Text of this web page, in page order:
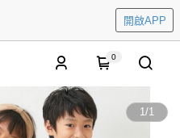
開啟APP
0
1/1